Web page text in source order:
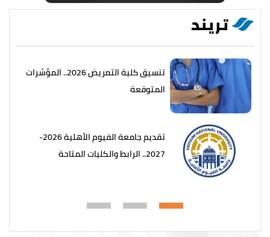
تريند
تنسيق كلية التمريض 2026.. المؤشرات
المتوقعة
تقديم جامعة الفيوم الأهلية 2026-
2027.. الرابط والكليات المتاحة